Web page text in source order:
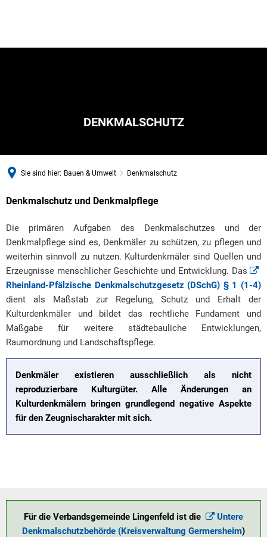
DENKMALSCHUTZ
Sie sind hier: Bauen & Umwelt Denkmalschutz
Denkmalschutz
Denkmalschutz und Denkmalpflege
Die primären Aufgaben des Denkmalschutzes und der
Denkmalpflege sind es, Denkmäler zu schützen, zu pflegen und
weiterhin sinnvoll zu nutzen. Kulturdenkmäler sind Quellen und
Erzeugnisse menschlicher Geschichte und Entwicklung. Das
Rheinland-Pfälzische Denkmalschutzgesetz (DSchG) § 1 (1-4)
dient als Maßstab zur Regelung, Schutz und Erhalt der
Kulturdenkmäler und bildet das rechtliche Fundament und
Maßgabe für weitere städtebauliche Entwicklungen,
Raumordnung und Landschaftspflege.
Denkmäler existieren ausschließlich als nicht
reproduzierbare Kulturgüter. Alle Änderungen an
Kulturdenkmälern bringen grundlegend negative Aspekte
für den Zeugnischarakter mit sich.
Für die Verbandsgemeinde Lingenfeld ist die
Untere
Denkmalschutzbehörde (Kreisverwaltung Germersheim)